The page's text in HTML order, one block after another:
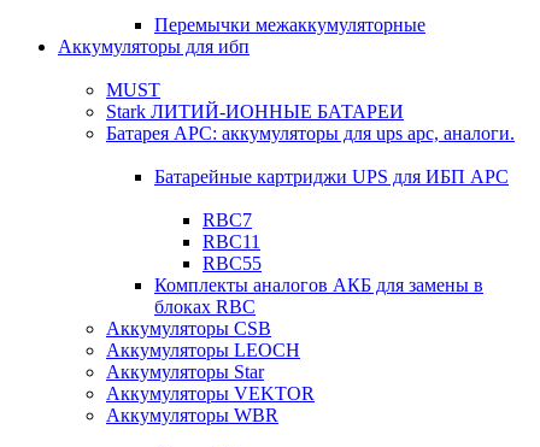
Перемычки межаккумуляторные
Аккумуляторы для ибп
MUST
Stark ЛИТИЙ-ИОННЫЕ БАТАРЕИ
Батарея APC: аккумуляторы для ups apc, аналоги.
Батарейные картриджи UPS для ИБП APC
RBC7
RBC11
RBC55
Комплекты аналогов АКБ для замены в
блоках RBC
Аккумуляторы CSB
Аккумуляторы LEOCH
Аккумуляторы Star
Аккумуляторы VEKTOR
Аккумуляторы WBR